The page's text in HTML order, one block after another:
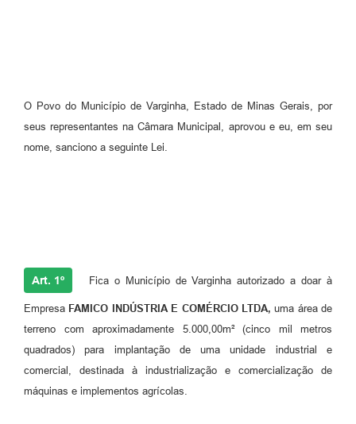
O Povo do Município de Varginha, Estado de Minas Gerais, por
seus representantes na Câmara Municipal, aprovou e eu, em seu
nome, sanciono a seguinte Lei.
Art. 1º Fica o Município de Varginha autorizado a doar à
Empresa FAMICO INDÚSTRIA E COMÉRCIO LTDA, uma área de
terreno com aproximadamente 5.000,00m² (cinco mil metros
quadrados) para implantação de uma unidade industrial e
comercial, destinada à industrialização e comercialização de
máquinas e implementos agrícolas.